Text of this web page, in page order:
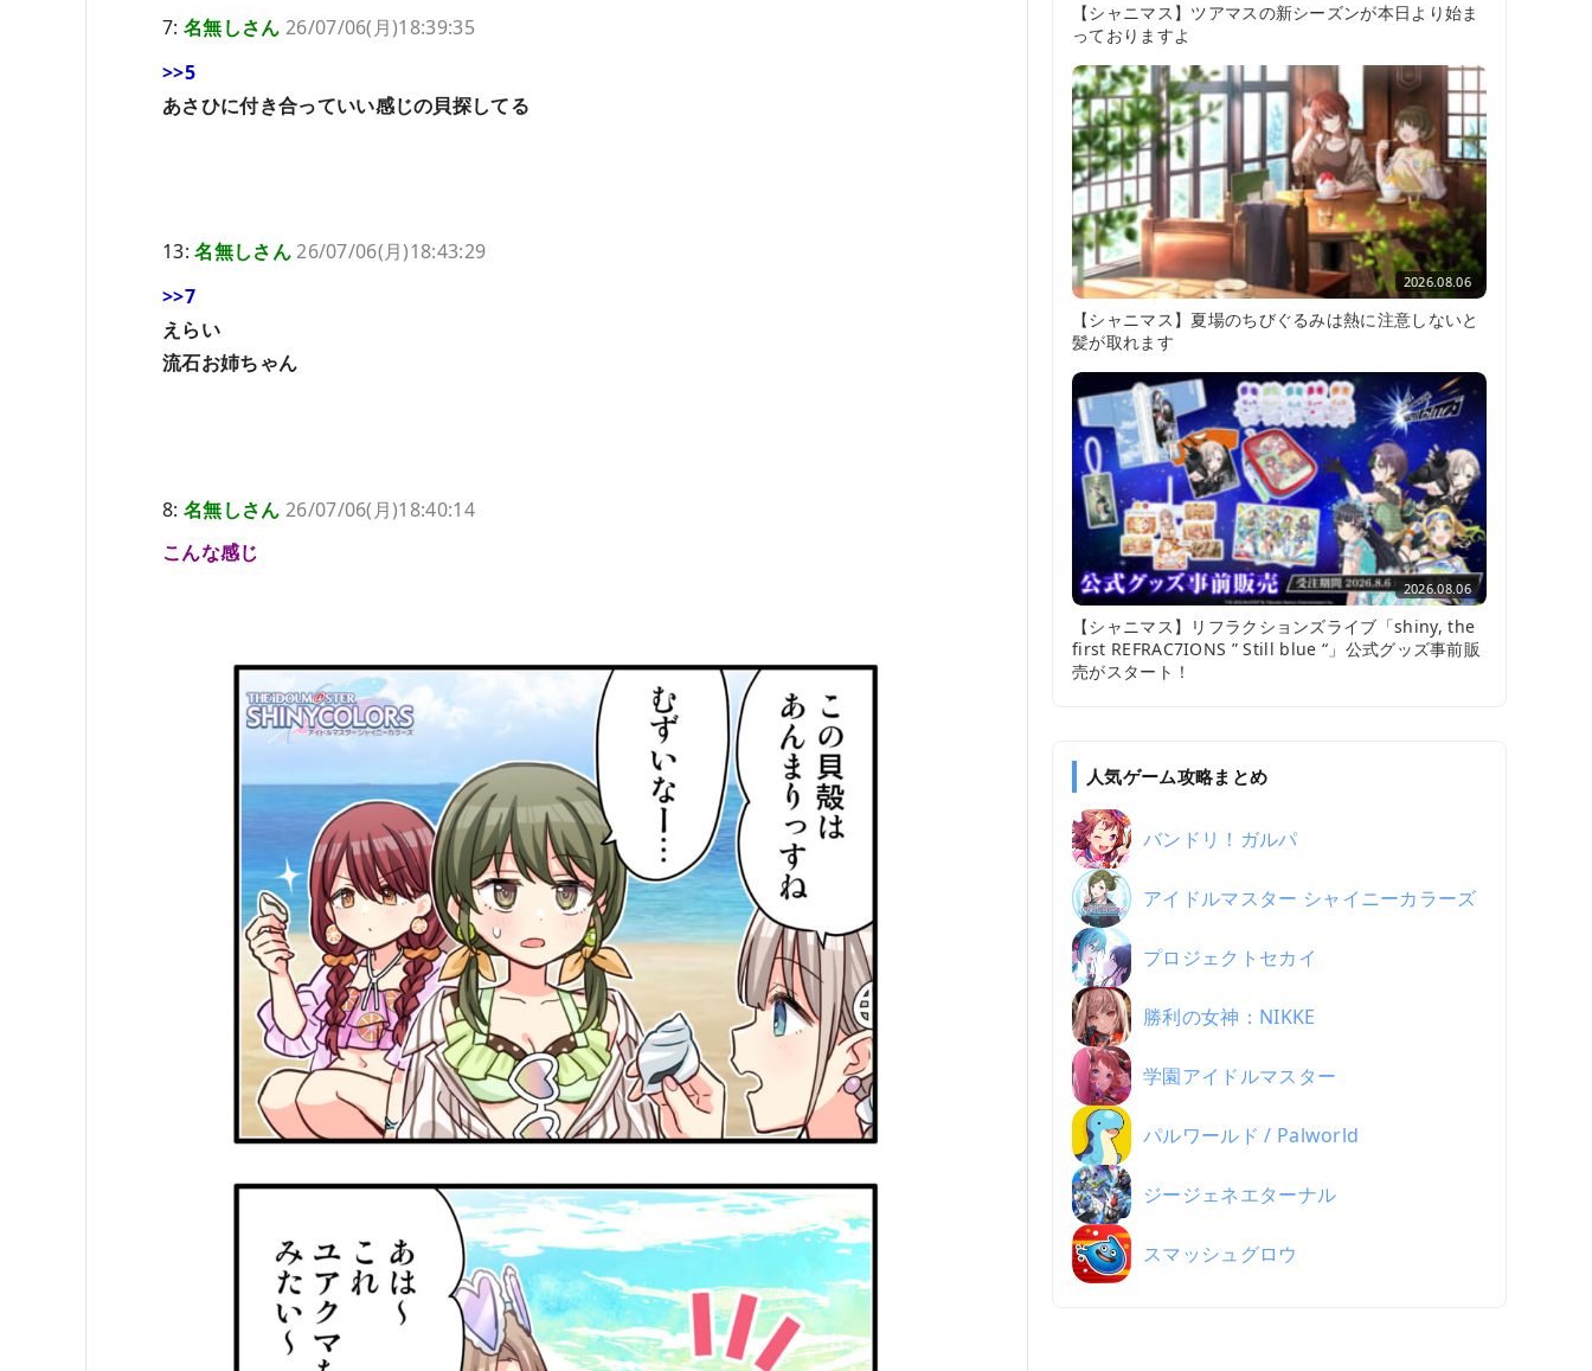
7: 名無しさん 26/07/06(月)18:39:35
>>5
あさひに付き合っていい感じの貝探してる
13:名無しさん26/07/06(月)18:43:29
>>7
えらい
流石お姉ちゃん
8: 名無しさん 26/07/06(月)18:40:14
こんな感じ
【シャニマス】ツアマスの新シーズンが本日より始ま
っておりますよ
2026.08.06
【シャニマス】夏場のちびぐるみは熱に注意しないと
髪が取れます
2026.08.06
【シャニマス】リフラクションズライブ「shiny, the
first REFRAC7IONS ” Still blue “」公式グッズ事前販
売がスタート！
人気ゲーム攻略まとめ
バンドリ！ガルパ
アイドルマスター シャイニーカラーズ
プロジェクトセカイ
勝利の女神：NIKKE
学園アイドルマスター
パルワールド / Palworld
ジージェネエターナル
スマッシュグロウ